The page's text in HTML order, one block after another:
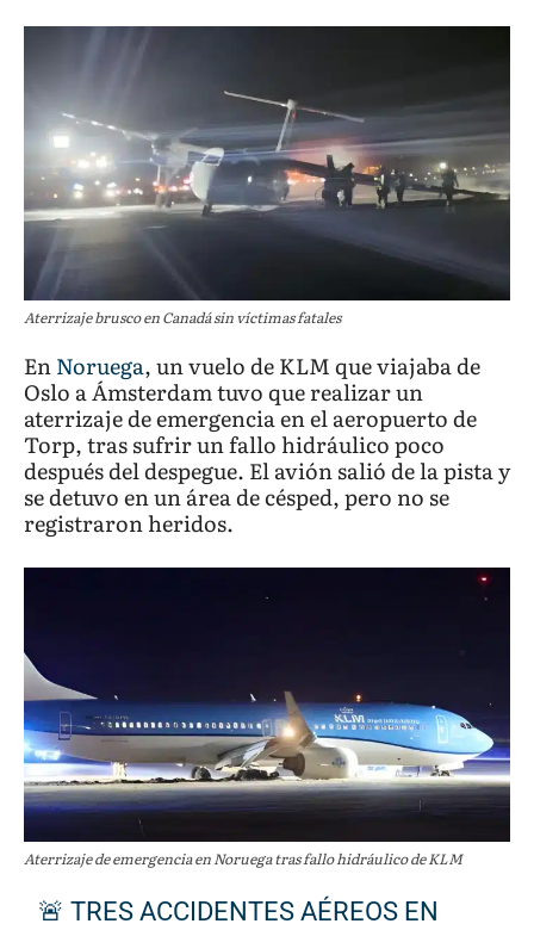
Aterrizaje brusco en Canadá sin víctimas fatales
EnNoruega, un vuelo de KLM que viajaba de
Oslo a Ámsterdam tuvo que realizar un
aterrizaje de emergencia en el aeropuerto de
Torp, tras sufrir un fallo hidráulico poco
después del despegue. El avión salió de la pista y
se detuvo en un área de césped, pero no se
registraron heridos.
Aterrizaje de emergencia en Noruega tras fallo hidráulico de KLM
🚨 TRES ACCIDENTES AÉREOS EN